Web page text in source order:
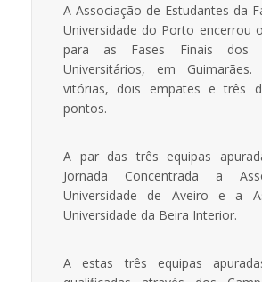
A Associação de Estudantes da
Universidade do Porto encerrou
para as Fases Finais dos
Universitários, em
vitórias, dois empates e três
pontos.
A par das três equipas
Jornada Concentrada a
Universidade de Aveiro e a
Universidade da Beira Interior.
A estas três equipas